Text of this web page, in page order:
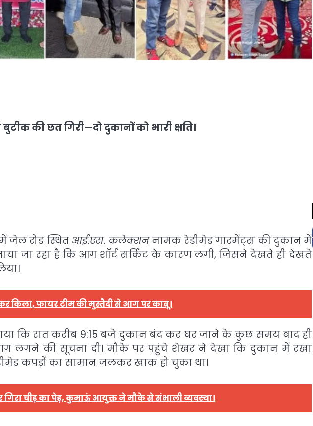
की छत गिरी—दो दुकानों को भारी क्षति।
जेल रोड स्थित आई.एस. कलेक्शननामक रेडीमेड गारमेंट्स की दुकान में
जा रहा है कि आग शॉर्ट सर्किट के कारण लगी, जिसने देखते ही देखते
किला, फायर टीम की मुस्तैदी से आग पर काबू।
कि रात करीब 9:15 बजे दुकान बंद कर घर जाने के कुछ समय बाद ही
लगने की सूचना दी। मौके पर पहुंचे शेखर ने देखा कि दुकान में रखा
कपड़ों का सामान जलकर खाक हो चुका था।
चीड़ का पेड़, कुमाऊं आयुक्त ने मौके से संभाली व्यवस्था।